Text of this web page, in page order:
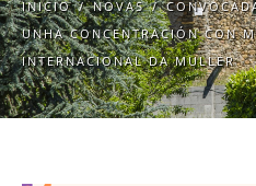
INICIO / NOVAS /
UNHA CONCENTRACIÓN CON
INTERNACIONAL DA MULLER